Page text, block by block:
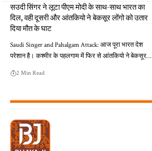
सउदी सिंगर ने लूटा पीएम मोदी के साथ-साथ भारत का
दिल, वही दूसरी और आंतकियो ने बेकसूर लोंगो को उतार
दिया मौत के घाट
Saudi Singer and Pahalgam Attack: आज पूरा भारत देश
परेशान है। कश्मीर के पहलगाम में फिर से आंतकियो ने बेकसूर…
2 Min Read